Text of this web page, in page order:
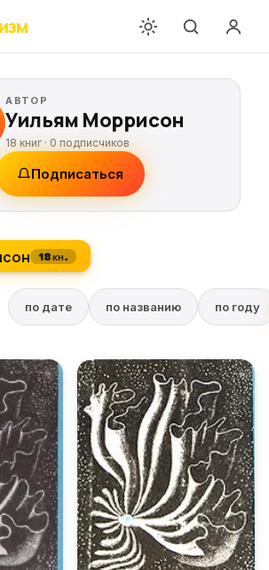
изм
АВТОР
Уильям Моррисон
18 книг ·0 подписчиков
Подписаться
18 кн.
по дате по названию по году